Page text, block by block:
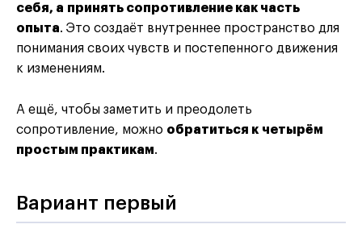
себя, а принять сопротивление как часть
опыта. Это создаёт внутреннее пространство для
понимания своих чувств и постепенного движения
к изменениям.
А ещё, чтобы заметить и преодолеть
сопротивление, можно обратиться к четырём
простым практикам.
Вариант первый